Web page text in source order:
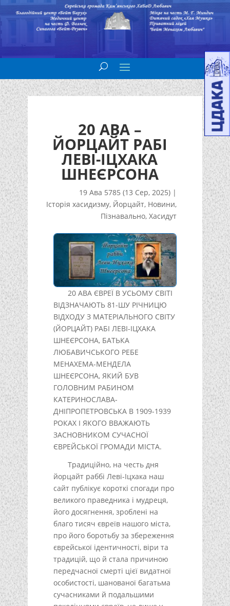
20 АВА –
ЙОРЦАЙТ РАБІ
ЛЕВІ-ІЦХАКА
ШНЕЄРСОНА
19 Ава 5785 (13 Сер, 2025) |
Історія хасидизму, Йорцайт, Новини,
Пізнавально,Хасидут
20 АВА ЄВРЕЇ В УСЬОМУ СВІТІ
ВІДЗНАЧАЮТЬ 81-ШУ РІЧНИЦЮ
ВІДХОДУ З МАТЕРІАЛЬНОГО СВІТУ
(ЙОРЦАЙТ) РАБІ ЛЕВІ-ІЦХАКА
ШНЕЄРСОНА, БАТЬКА
ЛЮБАВИЧСЬКОГО РЕБЕ
МЕНАХЕМА-МЕНДЕЛА
ШНЕЄРСОНА, ЯКИЙ БУВ
ГОЛОВНИМ РАБИНОМ
КАТЕРИНОСЛАВА-
ДНІПРОПЕТРОВСЬКА В 1909-1939
РОКАХ І ЯКОГО ВВАЖАЮТЬ
ЗАСНОВНИКОМ СУЧАСНОЇ
ЄВРЕЙСЬКОЇ ГРОМАДИ МІСТА.
Традиційно, на честь дня
йорцайт раббі Леві-Іцхака наш
сайт публікує короткі спогади про
великого праведника і мудреця,
його досягнення, зроблені на
благо тисяч євреїв нашого міста,
про його боротьбу за збереження
єврейської ідентичності, віри та
традицій, що й стала причиною
передчасної смерті цієї видатної
особистості, шанованої багатьма
сучасниками й подальшими